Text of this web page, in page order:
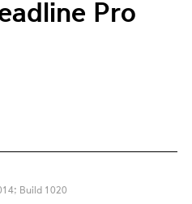
Pro
Build 1020